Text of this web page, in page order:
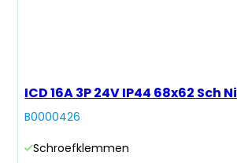
ICD 16A 3P 24V IP44 68x62 Sch Ni
B0000426
Schroefklemmen